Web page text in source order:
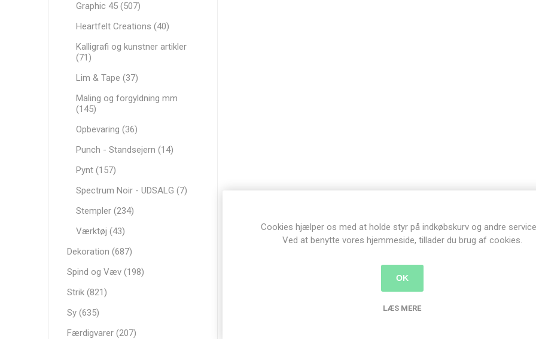
Graphic 45 (507)
Heartfelt Creations (40)
Kalligrafi og kunstner artikler
(71)
Lim & Tape (37)
Maling og forgyldning mm
(145)
Opbevaring (36)
Punch - Standsejern (14)
Pynt (157)
Spectrum Noir - UDSALG (7)
Stempler (234)
Værktøj (43)
Dekoration (687)
Spind og Væv (198)
Strik (821)
Sy (635)
Færdigvarer (207)
Cookies hjælper os med at holde styr på indkøbskurv og andre
Ved at benytte vores hjemmeside, tillader du brug af cookies.
OK
LÆS MERE